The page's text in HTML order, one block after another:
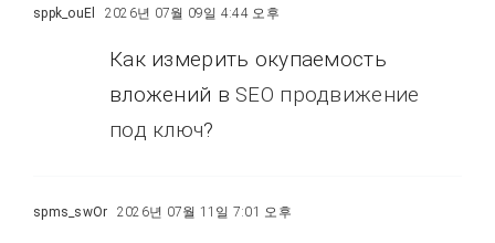
sppk_ouEl 2026년 07월 09일 4:44 오후
Как измерить окупаемость
вложений в SEO продвижение
под ключ?
spms_swOr 2026년 07월 11일 7:01 오후